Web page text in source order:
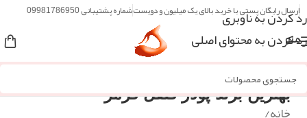
رد کردن به ناوبری
رد کردن به محتوای اصلی
ارسال رایگان پستی با خرید بالای یک میلیون و دویستشماره پشتیبانی 09981786950
منو
بهترین برند پودر فلفل قرمز